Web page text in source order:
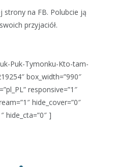
strony na FB. Polubcie ją
przyjaciół.
Puk-Tymonku-Kto-tam-
box_width=”990″
responsive=”1″
hide_cover=”0″
hide_cta=”0″ ]